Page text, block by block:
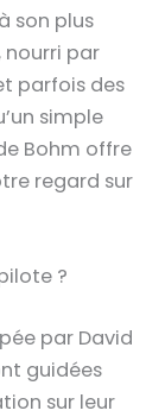
son plus
nourri par
parfois des
simple
Bohm offre
regard sur
?
par David
guidées
sur leur